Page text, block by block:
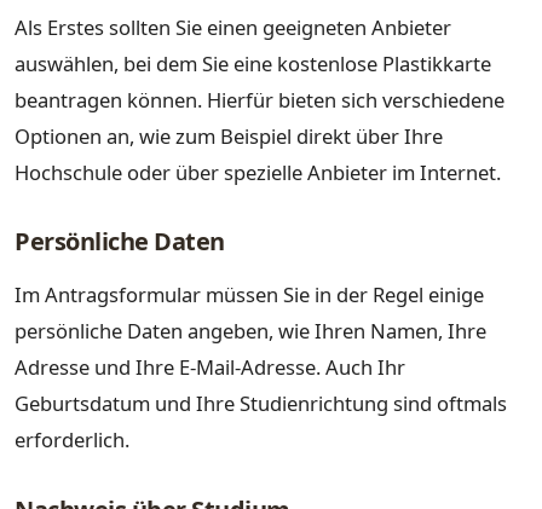
Als Erstes sollten Sie einen geeigneten Anbieter
auswählen, bei dem Sie eine kostenlose Plastikkarte
beantragen können. Hierfür bieten sich verschiedene
Optionen an, wie zum Beispiel direkt über Ihre
Hochschule oder über spezielle Anbieter im Internet.
Persönliche Daten
Im Antragsformular müssen Sie in der Regel einige
persönliche Daten angeben, wie Ihren Namen, Ihre
Adresse und Ihre E-Mail-Adresse. Auch Ihr
Geburtsdatum und Ihre Studienrichtung sind oftmals
erforderlich.